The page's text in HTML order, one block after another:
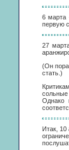
6 марта
первую
27
(Он
стать.)
Однако
Итак, 10